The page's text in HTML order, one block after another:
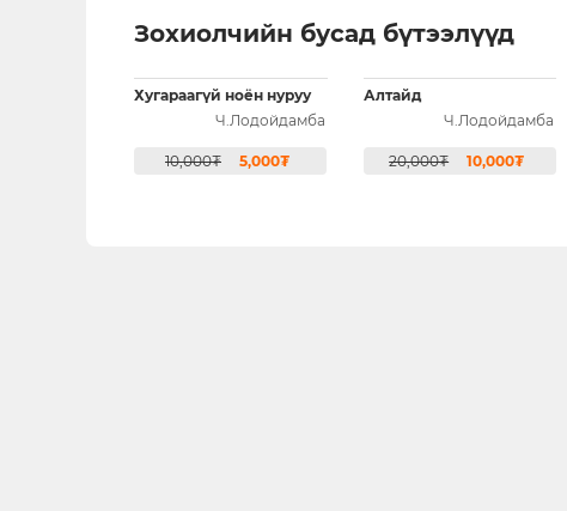
Зохиолчийн бусад бүтээлүүд
Хугараагүй ноён нуруу
Ч.Лодойдамба
10,000₮ 5,000₮
Алтайд
Ч.Лодойдамба
20,000₮ 10,000₮